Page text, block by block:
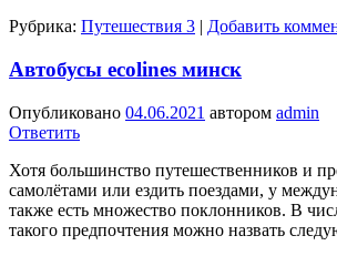
Рубрика: Путешествия 3 | Добавить
Автобусы ecolines минск
Опубликовано 04.06.2021 автором admin
Ответить
Хотя большинство путешественников и
самолётами или ездить поездами, у
также есть множество поклонников. В
такого предпочтения можно назвать